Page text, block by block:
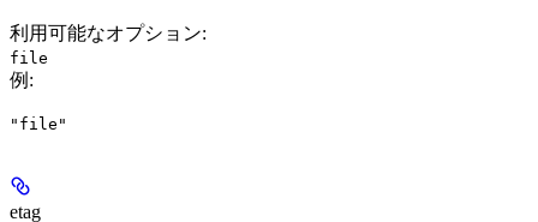
利用可能なオプション:
file
例 :
"file"
etag